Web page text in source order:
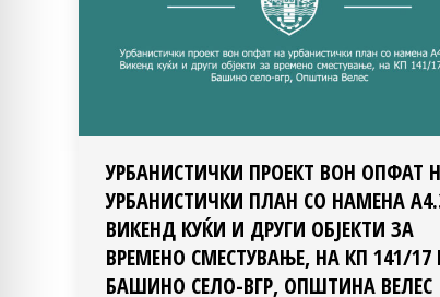
УРБАНИСТИЧКИ ПРОЕКТ ВОН ОПФАТ
УРБАНИСТИЧКИ ПЛАН СО НАМЕНА
ВИКЕНД КУЌИ И ДРУГИ ОБЈЕКТИ ЗА
ВРЕМЕНО СМЕСТУВАЊЕ, НА КП 141/17
БАШИНО СЕЛО-ВГР, ОПШТИНА ВЕЛЕС